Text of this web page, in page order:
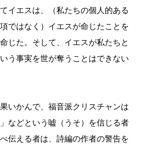
イエスは、（私たちの個人的ある
ではなく）イエスが命じたことを
じた。そして、イエスが私たちと
う事実を世が奪うことはできない
いかんで、福音派クリスチャンは
などという嘘（うそ）を信じる者
伝える者は、詩編の作者の警告を